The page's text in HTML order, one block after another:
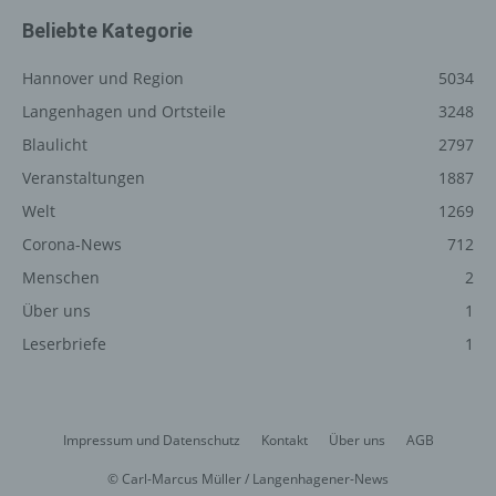
Beliebte Kategorie
Hannover und Region
5034
Langenhagen und Ortsteile
3248
Blaulicht
2797
Veranstaltungen
1887
Welt
1269
Corona-News
712
Menschen
2
Über uns
1
Leserbriefe
1
Impressum und Datenschutz Kontakt Über uns AGB
© Carl-Marcus Müller / Langenhagener-News
die Unterwebseiten, welche über ein zugreifendes
(5) das Datum und die Uhrzeit eines Zugriffs auf die
Internetseite, (6) eine Internet-Protokoll-Adresse (IP-
zugreifenden Systems und (8) sonstige ähnliche Daten
und Informationen, die der Gefahrenabwehr im Falle von
Angriffen auf unsere informationstechnologischen
Informationen ziehen wird keine Rückschlüsse auf die
betroffene Person. Diese Informationen werden vielmehr
benötigt, um (1) die Inhalte unserer Internetseite korrekt
Systeme und der Technik unserer Internetseite zu
im Falle eines Cyberangriffes die zur Strafverfolgung